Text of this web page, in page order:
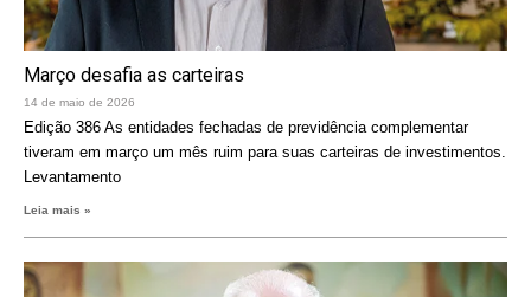
Março desafia as carteiras
14 de maio de 2026
Edição 386 As entidades fechadas de previdência complementar
tiveram em março um mês ruim para suas carteiras de investimentos.
Levantamento
Leia mais »